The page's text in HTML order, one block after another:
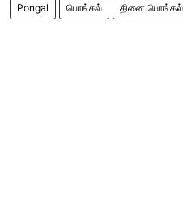
Pongal பொங்கல் தினை பொங்கல்